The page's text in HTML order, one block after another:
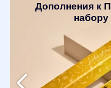
Дополнения к
набору